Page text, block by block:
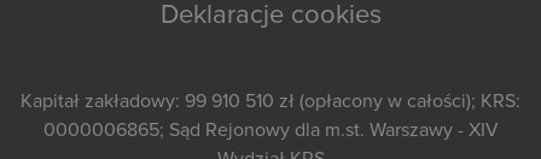
Deklaracje cookies
Kapitał zakładowy: 99 910 510 zł (opłacony w całości); KRS:
0000006865; Sąd Rejonowy dla m.st. Warszawy - XIV